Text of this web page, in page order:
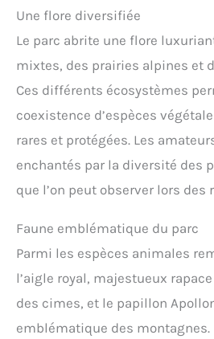
Une flore diversifiée
Le parc abrite une flore
mixtes, des prairies alpines et
Ces différents écosystèmes
coexistence d’espèces
rares et protégées. Les
enchantés par la diversité des
que l’on peut observer lors des
Faune emblématique du parc
Parmi les espèces animales
l’aigle royal, majestueux
des cimes, et le papillon
emblématique des montagnes.